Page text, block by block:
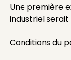
Une première
industriel
Conditions du